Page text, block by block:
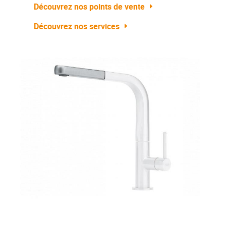
Découvrez nos points de vente
Découvrez nos services